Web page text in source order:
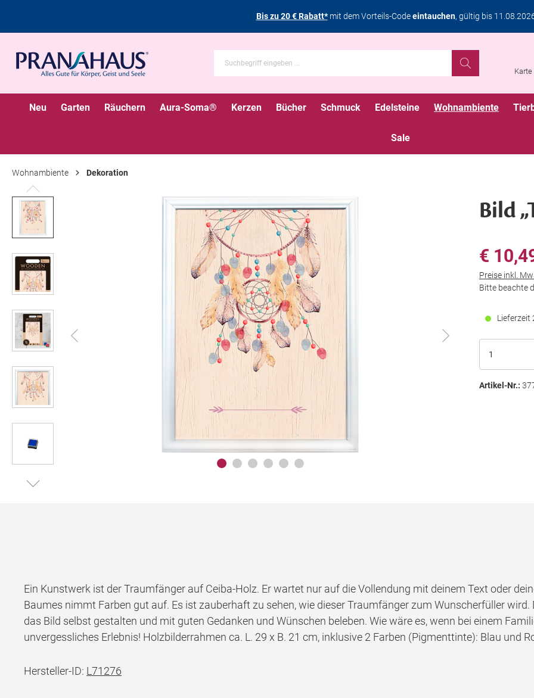
Bis zu 20 € Rabatt*mit dem Vorteils-Codeeintauchen, gültig bis
Neu Garten Räuchern Aura-Soma® Kerzen Bücher Schmuck Edelsteine Wohnambiente
Sale
Wohnambiente Dekoration
Bild
€
Preise inkl.
Bitte beachte
Lieferzeit
Artikel-Nr.:
Ein Kunstwerk ist der Traumfänger auf Ceiba-Holz. Er wartet nur auf die Vollendung mit deinem Text oder
Baumes nimmt Farben gut auf. Es ist zauberhaft zu sehen, wie dieser Traumfänger zum Wunscherfüller
das Bild selbst gestalten und mit guten Gedanken und Wünschen beleben. Wie wäre es, wenn bei einem
unvergessliches Erlebnis! Holzbilderrahmen ca. L. 29 x B. 21 cm, inklusive 2 Farben (Pigmenttinte): Blau und
Hersteller-ID: L71276